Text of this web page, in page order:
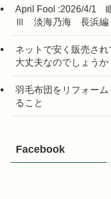
April Fool :2026/4/1
Ⅲ 淡海乃海 長浜編
ネットで安く販売さ
大丈夫なのでしょうか
羽毛布団をリフォー
ること
Facebook